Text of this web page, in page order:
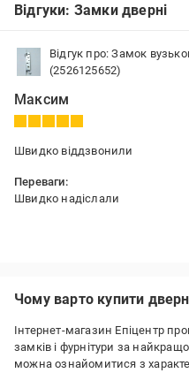
Відгуки: Замки дверні
Відгук про: Замок
(2526125652)
Максим
Швидко віддзвонили
Переваги:
Швидко надіслали
Чому варто купити
Інтернет-магазин Епіцентр
замків і фурнітури за
можна ознайомитися з